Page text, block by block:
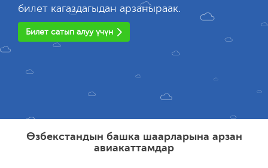
билет кагаздагыдан арзаныраак.
Билет сатып алуу үчүн
Өзбекстандын башка шаарларына арзан
авиакаттамдар